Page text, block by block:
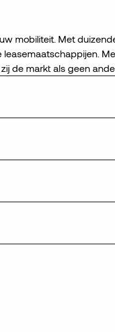
mobiliteit. Met
de markt als geen